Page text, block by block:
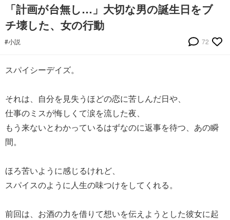
「計画が台無し…」大切な男の誕生日をブ
チ壊した、女の行動
#小説 72
スパイシーデイズ。
それは、自分を見失うほどの恋に苦しんだ日や、
仕事のミスが悔しくて涙を流した夜、
もう来ないとわかっているはずなのに返事を待つ、あの瞬
間。
ほろ苦いように感じるけれど、
スパイスのように人生の味つけをしてくれる。
前回は、お酒の力を借りて想いを伝えようとした彼女に起